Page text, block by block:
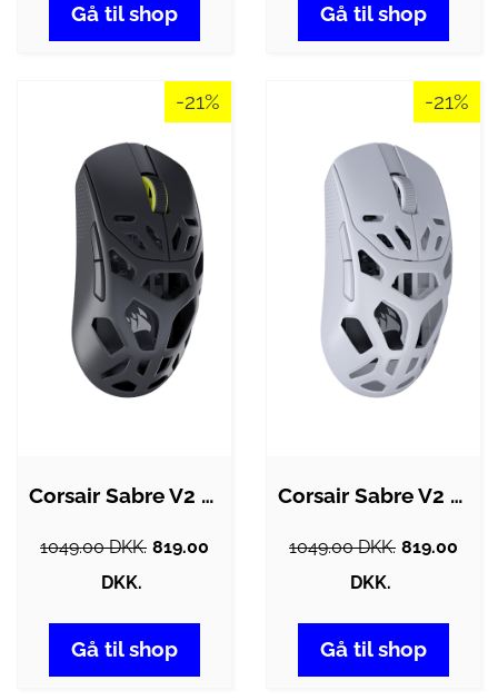
Gå til shop Gå til shop
-21%
Corsair Sabre V2 Pro MG Ultralight…
1049.00 DKK. 819.00
DKK.
Gå til shop
-21%
Corsair Sabre V2 Pro MG Ultralight…
1049.00 DKK. 819.00
DKK.
Gå til shop